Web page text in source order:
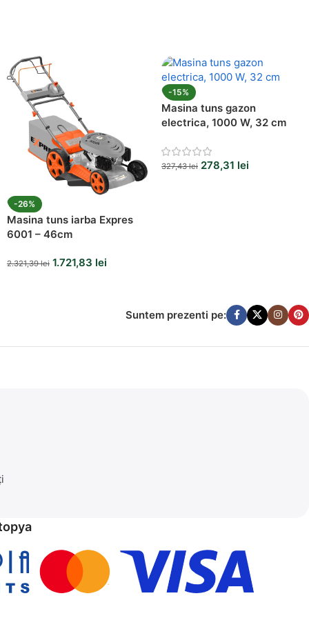
-26%
Masina tuns iarba Expres
6001 – 46cm
2.321,39lei 1.721,83 lei
-15%
Masina tuns gazon
electrica, 1000 W, 32 cm
327,43lei 278,31 lei
Suntem prezenti pe: